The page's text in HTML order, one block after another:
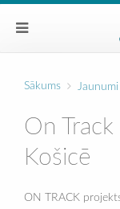
Sākums Jaunumi
On
Košicē
ON TRACK